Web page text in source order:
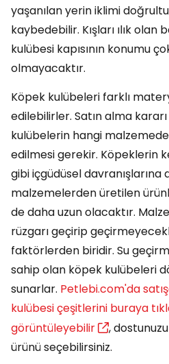
yaşanılan yerin iklimi
kaybedebilir. Kışları ılık
kulübesi kapısının konumu
olmayacaktır.
Köpek kulübeleri farklı
edilebilirler. Satın alma
kulübelerin hangi
edilmesi gerekir. Köpeklerin
gibi içgüdüsel
malzemelerden üretilen
de daha uzun olacaktır.
rüzgarı geçirip
faktörlerden biridir. Su
sahip olan köpek kulübeleri
sunarlar. Petlebi.com'da
kulübesi çeşitlerini buraya
görüntüleyebilir
,
ürünü seçebilirsiniz.